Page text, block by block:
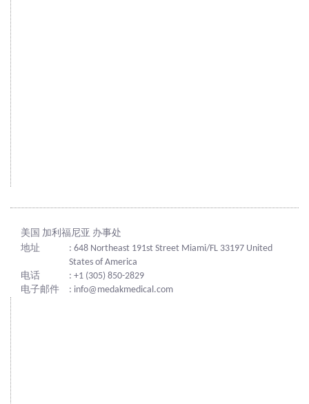
美国 加利福尼亚 办事处
地址
: 648 Northeast 191st Street Miami/FL 33197 United
States of America
电话
: +1 (305) 850-2829
电子邮件
: info@medakmedical.com